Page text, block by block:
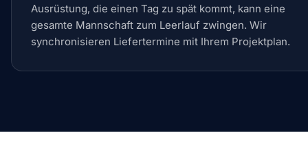
Ausrüstung, die einen Tag zu spät kommt, kann eine
gesamte Mannschaft zum Leerlauf zwingen. Wir
synchronisieren Liefertermine mit Ihrem Projektplan.